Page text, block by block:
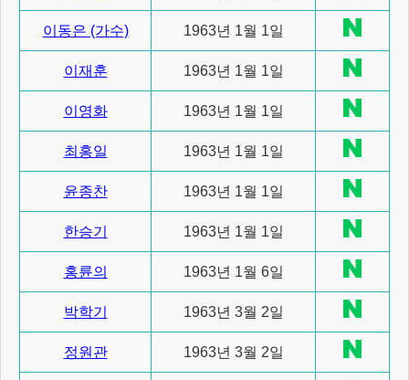
이동은 (가수) 1963년 1월 1일
이재훈 1963년 1월 1일
이영화 1963년 1월 1일
최홍일 1963년 1월 1일
윤종찬 1963년 1월 1일
한승기 1963년 1월 1일
홍륜의 1963년 1월 6일
박학기 1963년 3월 2일
정원관 1963년 3월 2일